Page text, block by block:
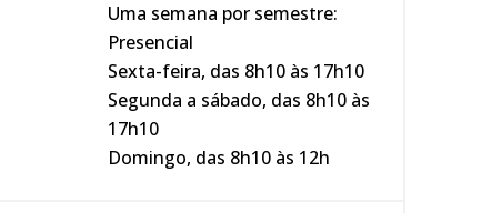
Uma semana por semestre:
Presencial
Sexta-feira, das 8h10 às 17h10
Segunda a sábado, das 8h10 às
17h10
Domingo, das 8h10 às 12h